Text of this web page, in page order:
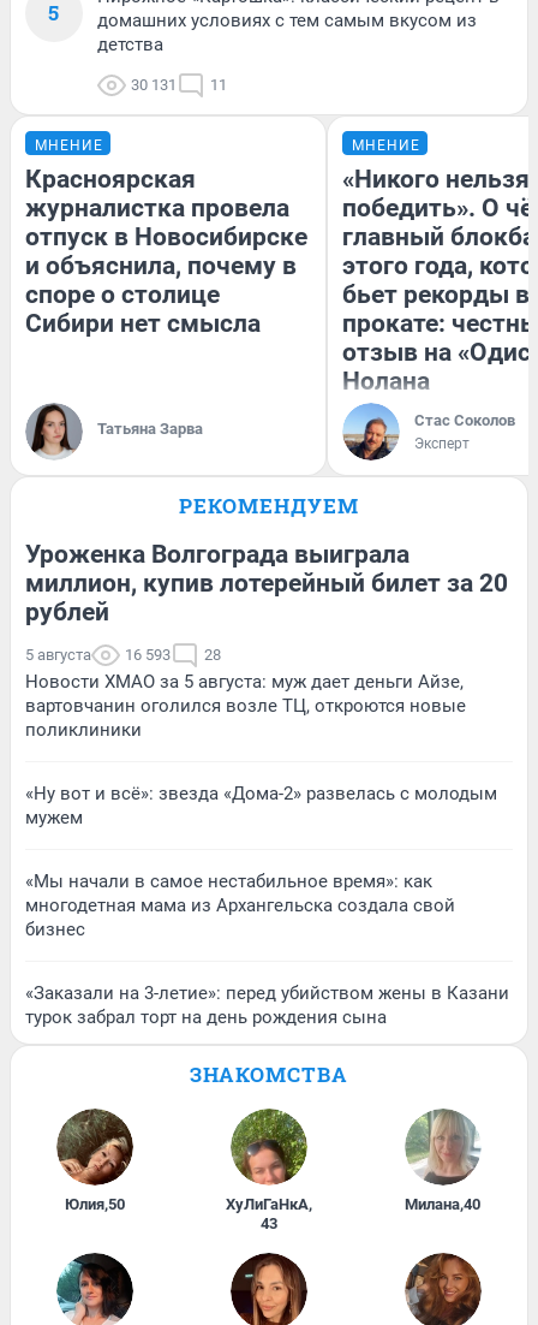
5
домашних условиях с тем самым вкусом из
детства
30 131 11
МНЕНИЕ
Красноярская
журналистка провела
отпуск в Новосибирске
и объяснила, почему в
споре о столице
Сибири нет смысла
Татьяна Зарва
МНЕНИЕ
«Никого нельзя
победить». О
главный
этого года,
бьет рекорды в
прокате:
отзыв на
Нолана
Стас Соколов
Эксперт
РЕКОМЕНДУЕМ
Уроженка Волгограда выиграла
миллион, купив лотерейный билет за 20
рублей
5 августа 16 593 28
Новости ХМАО за 5 августа: муж дает деньги Айзе,
вартовчанин оголился возле ТЦ, откроются новые
поликлиники
«Ну вот и всё»: звезда «Дома-2» развелась с молодым
мужем
«Мы начали в самое нестабильное время»: как
многодетная мама из Архангельска создала свой
бизнес
«Заказали на 3-летие»: перед убийством жены в Казани
турок забрал торт на день рождения сына
ЗНАКОМСТВА
Юлия,50 ХуЛиГаНкА,
43
Милана,40